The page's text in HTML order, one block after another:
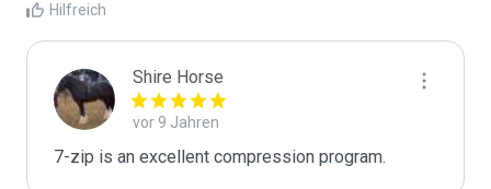
Hilfreich
Shire Horse
vor 9 Jahren
7-zip is an excellent compression program.